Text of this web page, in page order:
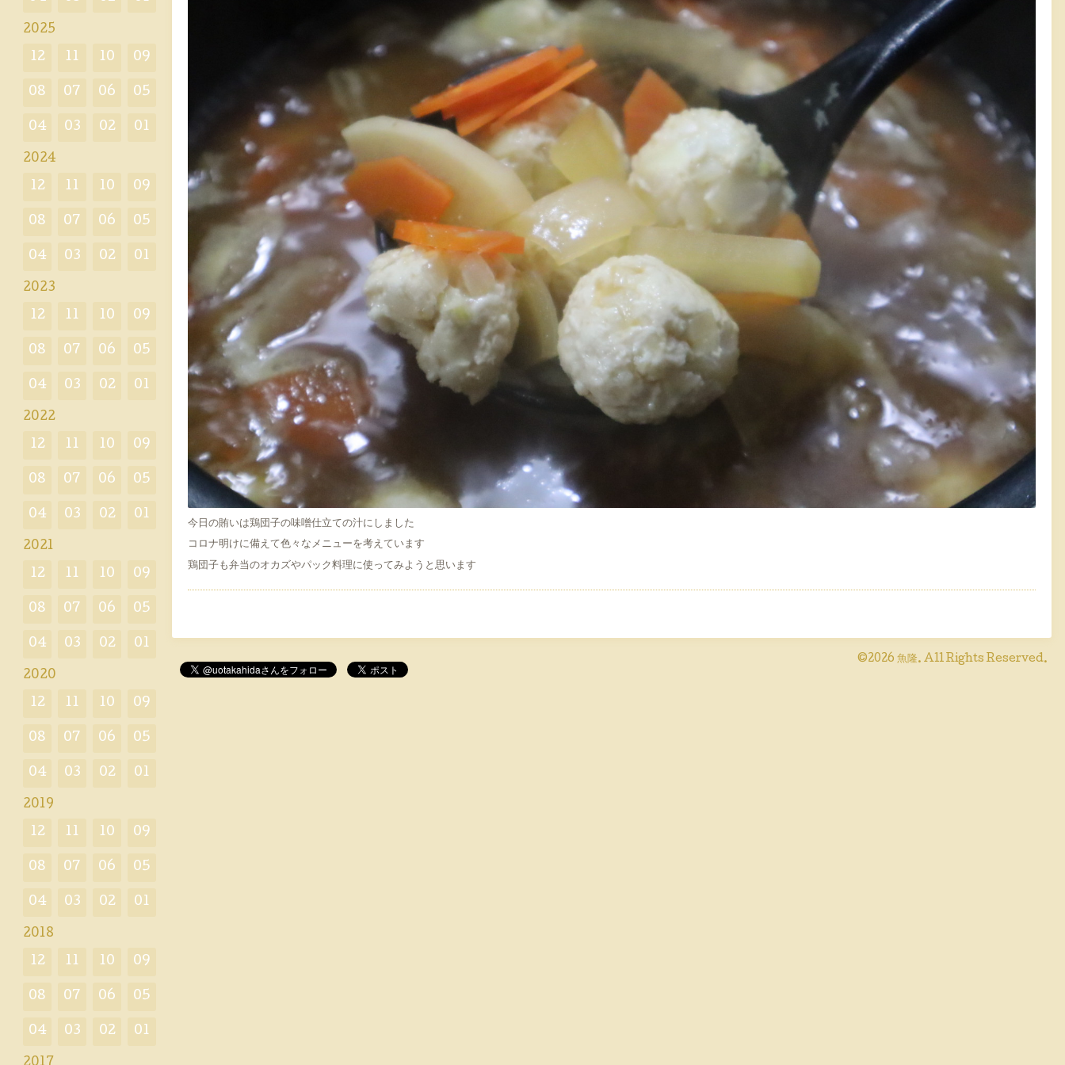
今日の賄いは鶏団子の味噌仕立ての汁にしました
コロナ明けに備えて色々なメニューを考えています
鶏団子も弁当のオカズやパック料理に使ってみようと思います
©2026 魚隆. All Rights Reserved.
2025
12 11 10 09
08 07 06 05
04 03 02 01
2024
12 11 10 09
08 07 06 05
04 03 02 01
2023
12 11 10 09
08 07 06 05
04 03 02 01
2022
12 11 10 09
08 07 06 05
04 03 02 01
2021
12 11 10 09
08 07 06 05
04 03 02 01
2020
12 11 10 09
08 07 06 05
04 03 02 01
2019
12 11 10 09
08 07 06 05
04 03 02 01
2018
12 11 10 09
08 07 06 05
04 03 02 01